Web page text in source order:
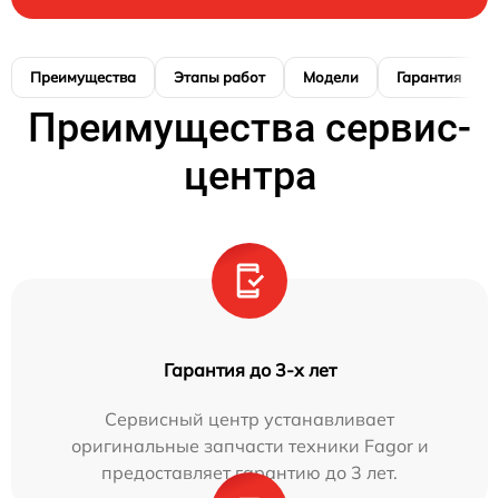
Преимущества Этапы работ Модели Гарантия
Преимущества сервис-
центра
Гарантия до 3-х лет
Сервисный центр устанавливает
оригинальные запчасти техники Fagor и
предоставляет гарантию до 3 лет.